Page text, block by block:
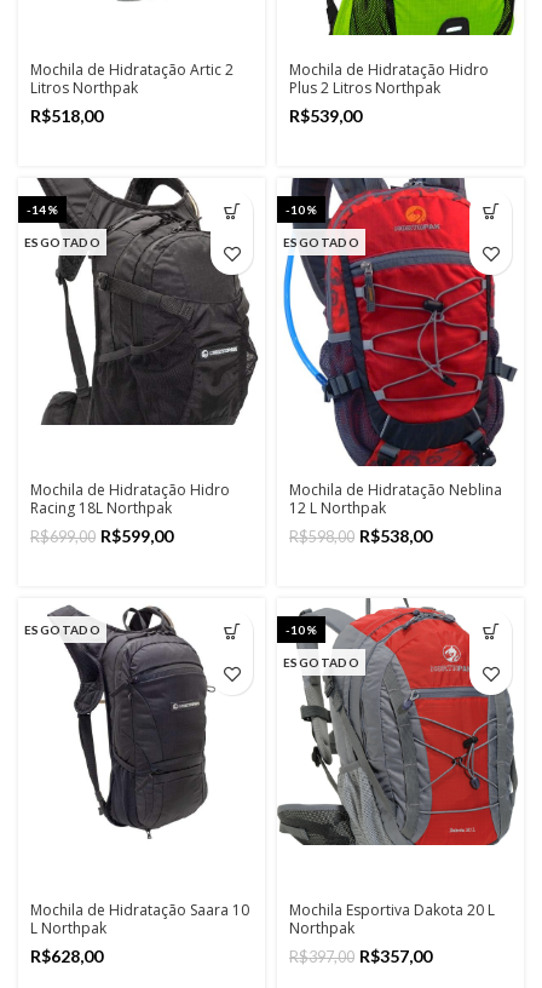
Mochila de Hidratação Artic 2
Litros Northpak
R$
Mochila de Hidratação Hidro
Plus 2 Litros Northpak
R$
-14%
ESGOTADO
Mochila de Hidratação Hidro
Racing 18L Northpak
R$699,00 R$599,00
-10%
ESGOTADO
Mochila de Hidratação Neblina
12 L Northpak
R$598,00 R$538,00
ESGOTADO
Mochila de Hidratação Saara 10
L Northpak
R$
-10%
ESGOTADO
Mochila Esportiva Dakota 20 L
Northpak
R$397,00 R$357,00